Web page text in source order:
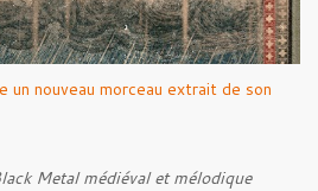
de 1914 , ainsi qu'à l'historien
allemand des blindés de Munster,
la place des images de guerre
du Metal. Le reportage est à
un nouveau morceau extrait de son
Metal médiéval et mélodique